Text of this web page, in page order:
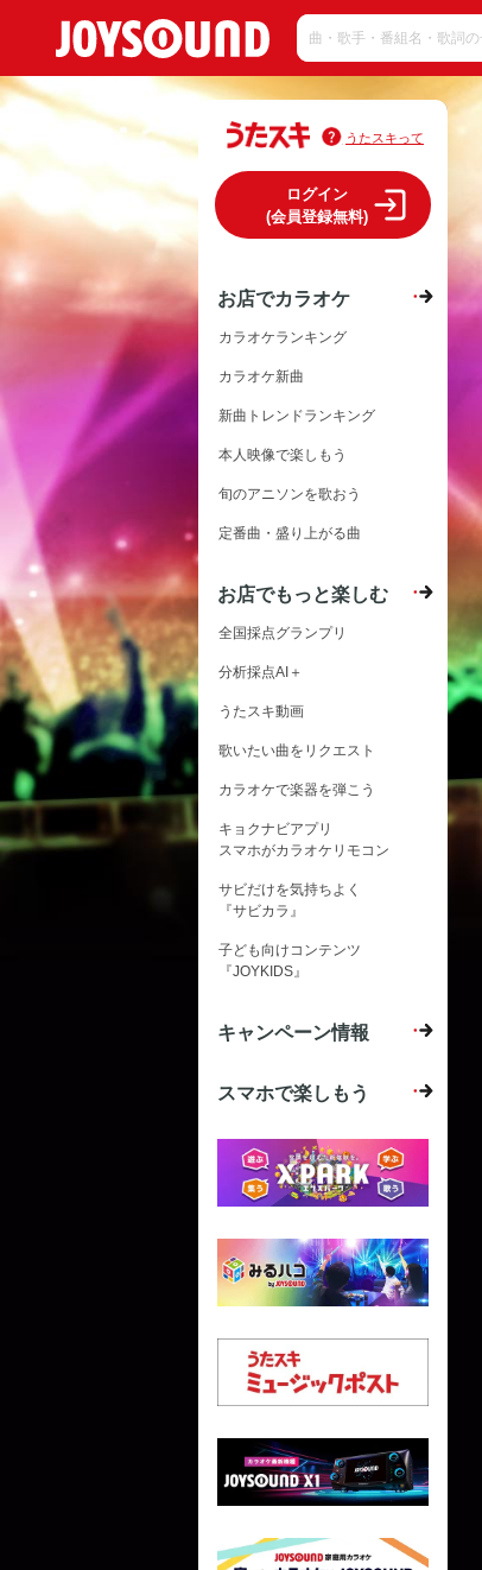
うたスキって
ログイン
(会員登録無料)
お店でカラオケ
カラオケランキング
カラオケ新曲
新曲トレンドランキング
本人映像で楽しもう
旬のアニソンを歌おう
定番曲・盛り上がる曲
お店でもっと楽しむ
全国採点グランプリ
分析採点AI＋
うたスキ動画
歌いたい曲をリクエスト
カラオケで楽器を弾こう
キョクナビアプリ
スマホがカラオケリモコン
サビだけを気持ちよく
『サビカラ』
子ども向けコンテンツ
『JOYKIDS』
キャンペーン情報
スマホで楽しもう